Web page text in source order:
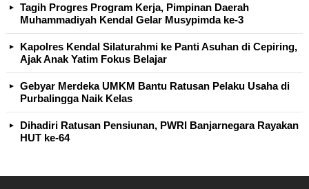
Tagih Progres Program Kerja, Pimpinan Daerah
Muhammadiyah Kendal Gelar Musypimda ke-3
Kapolres Kendal Silaturahmi ke Panti Asuhan di Cepiring,
Ajak Anak Yatim Fokus Belajar
Gebyar Merdeka UMKM Bantu Ratusan Pelaku Usaha di
Purbalingga Naik Kelas
Dihadiri Ratusan Pensiunan, PWRI Banjarnegara Rayakan
HUT ke-64